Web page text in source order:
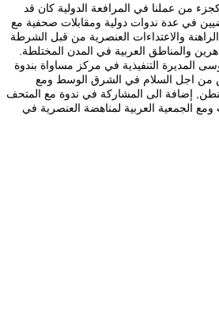
من عملنا في المرافعة الدولية كان قد
في عدة ندوات دولية ومقابلات صحفية مع
الراهنة والاعتداءات العنصرية من قبل الشرطة
والمناطق العربية في المدن المختلطة.
التنفيذية في مركز مساواة بندوة
من اجل السلام في الشرق الوسط ومع
إضافة الى المشاركة في ندوة مع المتحف
الجمعية العربية لمناهضة العنصرية في